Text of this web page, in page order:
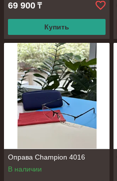
69 900 ₸
Купить
Оправа Champion 4016
В наличии